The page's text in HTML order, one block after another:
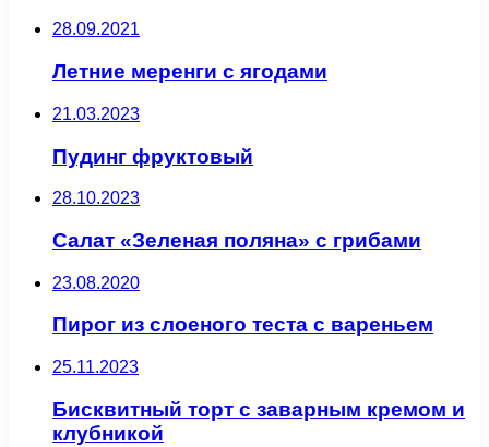
28.09.2021
Летние меренги с ягодами
21.03.2023
Пудинг фруктовый
28.10.2023
Салат «Зеленая поляна» с грибами
23.08.2020
Пирог из слоеного теста с вареньем
25.11.2023
Бисквитный торт с заварным кремом и
клубникой